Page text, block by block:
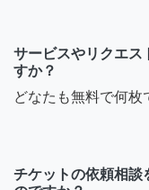
サービスやリクエス
すか？
どなたも無料で何枚
チケットの依頼相談